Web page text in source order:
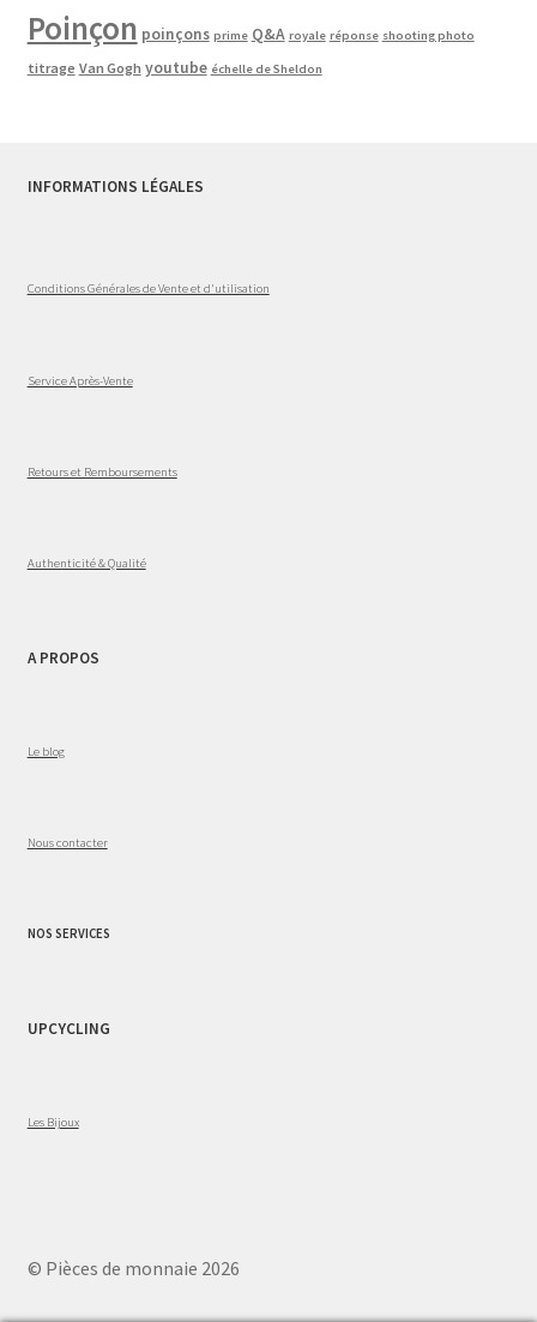
Poinçon poinçons prime Q&A royale réponse shooting photo
titrage Van Gogh youtube échelle de Sheldon
INFORMATIONS LÉGALES
Conditions Générales de Vente et d'utilisation
Service Après-Vente
Retours et Remboursements
Authenticité & Qualité
A PROPOS
Le blog
Nous contacter
NOS SERVICES
UPCYCLING
Les Bijoux
© Pièces de monnaie 2026